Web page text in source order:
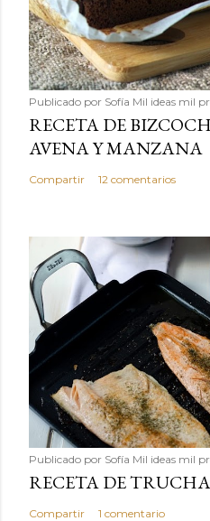
Publicado por Sofía Mil ideas mil
RECETA DE
AVENA Y MANZANA
Compartir 12 comentarios
Publicado por Sofía Mil ideas mil
RECETA DE
Compartir 1 comentario